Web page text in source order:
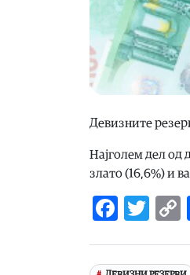
Девизните
Најголем дел од
злато (16,6%) и